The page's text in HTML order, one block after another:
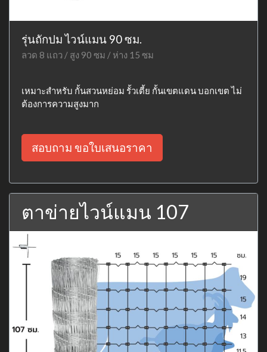
รุ่นถักปม ไวน์แมน 90 ซม.
ลวด 8 แถว / สูง 90 ซม / ห่าง 15 ซม
เหมาะสำหรับ กั้นสวนหย่อม รั้วเตี้ย กั้นเขตแดน บอกเขต ไม่
ต้องการความสูงมาก
สอบถาม ขอใบเสนอราคา
ตาข่ายไวน์แมน 107